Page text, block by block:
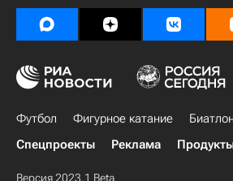
Футбол Фигурное катание
Спецпроекты
Реклама
Версия 2023.1 Beta